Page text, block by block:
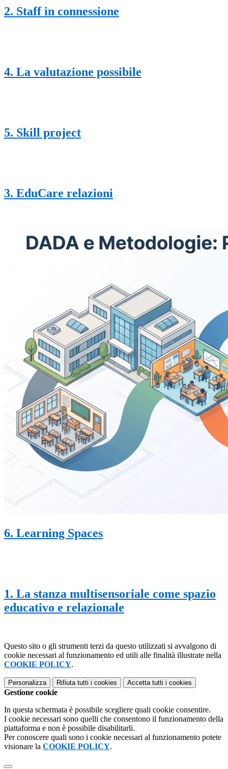
2. Staff in connessione
4. La valutazione possibile
5. Skill project
3. EduCare relazioni
6. Learning Spaces
1. La stanza multisensoriale come spazio
educativo e relazionale
Questo sito o gli strumenti terzi da questo utilizzati si avvalgono di
cookie necessari al funzionamento ed utili alle finalità illustrate nella
COOKIE POLICY.
Personalizza Rifiuta tutti i cookies Accetta tutti i cookies
Gestione cookie
In questa schermata è possibile scegliere quali cookie consentire.
I cookie necessari sono quelli che consentono il funzionamento della
piattaforma e non è possibile disabilitarli.
Per conoscere quali sono i cookie necessari al funzionamento potete
visionare la COOKIE POLICY.